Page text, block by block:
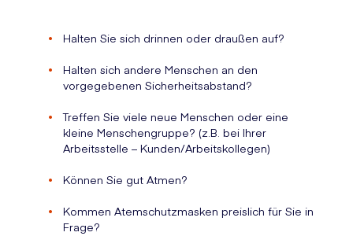
Halten Sie sich drinnen oder draußen auf?
Halten sich andere Menschen an den
vorgegebenen Sicherheitsabstand?
Treffen Sie viele neue Menschen oder eine
kleine Menschengruppe? (z.B. bei Ihrer
Arbeitsstelle – Kunden/Arbeitskollegen)
Können Sie gut Atmen?
Kommen Atemschutzmasken preislich für Sie in
Frage?